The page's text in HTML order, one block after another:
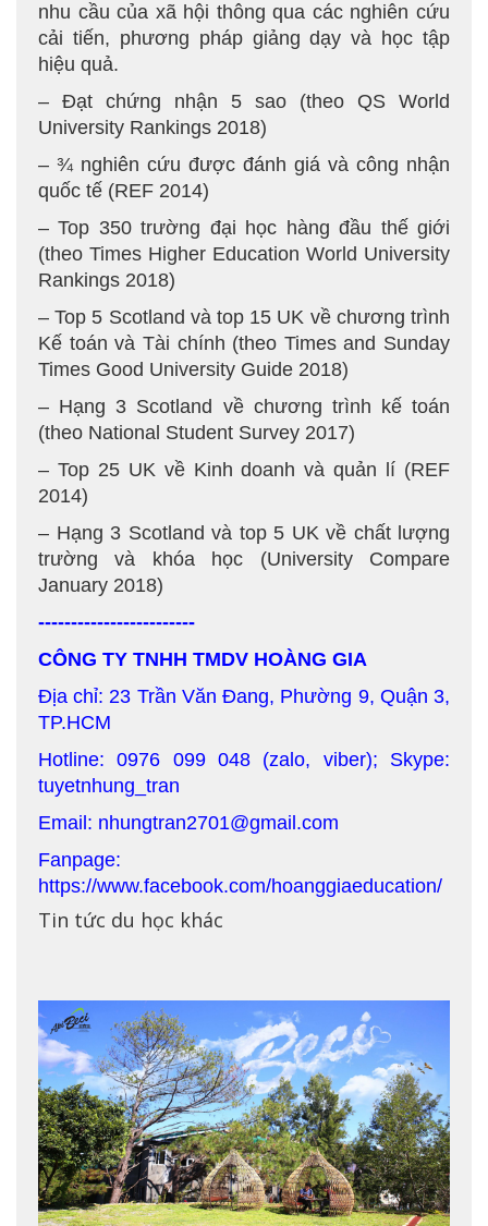
nhu cầu của xã hội thông qua các nghiên cứu
cải tiến, phương pháp giảng dạy và học tập
hiệu quả.
– Đạt chứng nhận 5 sao (theo QS World
University Rankings 2018)
– ¾ nghiên cứu được đánh giá và công nhận
quốc tế (REF 2014)
– Top 350 trường đại học hàng đầu thế giới
(theo Times Higher Education World University
Rankings 2018)
– Top 5 Scotland và top 15 UK về chương trình
Kế toán và Tài chính (theo Times and Sunday
Times Good University Guide 2018)
– Hạng 3 Scotland về chương trình kế toán
(theo National Student Survey 2017)
– Top 25 UK về Kinh doanh và quản lí (REF
2014)
– Hạng 3 Scotland và top 5 UK về chất lượng
trường và khóa học (University Compare
January 2018)
------------------------
CÔNG TY TNHH TMDV HOÀNG GIA
Địa chỉ: 23 Trần Văn Đang, Phường 9, Quận 3,
TP.HCM
Hotline: 0976 099 048 (zalo, viber); Skype:
tuyetnhung_tran
Email: nhungtran2701@gmail.com
Fanpage:
https://www.facebook.com/hoanggiaeducation/
Tin tức du học khác